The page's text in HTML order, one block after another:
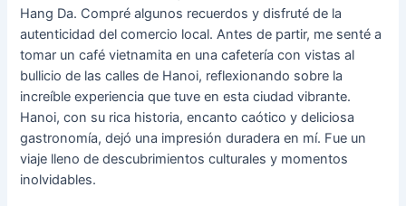
Hang Da. Compré algunos recuerdos y disfruté de la
autenticidad del comercio local. Antes de partir, me senté a
tomar un café vietnamita en una cafetería con vistas al
bullicio de las calles de Hanoi, reflexionando sobre la
increíble experiencia que tuve en esta ciudad vibrante.
Hanoi, con su rica historia, encanto caótico y deliciosa
gastronomía, dejó una impresión duradera en mí. Fue un
viaje lleno de descubrimientos culturales y momentos
inolvidables.